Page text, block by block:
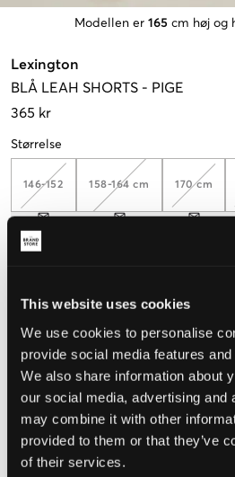
This website uses cookies
We use cookies to personalise
provide social media features
We also share information about
our social media, advertising and
may combine it with other
provided to them or that they’ve
of their services.
Modellen er 165 cm høj og
Lexington
BLÅ LEAH SHORTS - PIGE
365 kr
Størrelse
146-152 158-164 cm 170 cm
Lille Perfekt
VÆLG EN
Hurtig levering
Fri fragt over 499 kr